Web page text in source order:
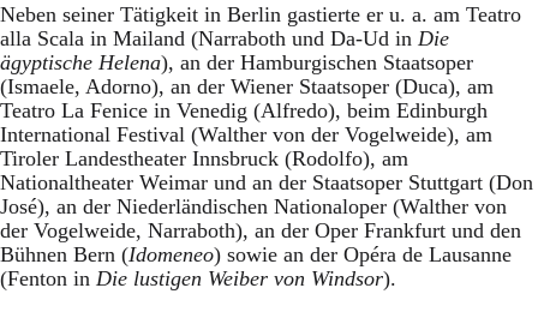
Neben seiner Tätigkeit in Berlin gastierte er u. a. am Teatro
alla Scala in Mailand (Narraboth und Da-Ud in Die
ägyptische Helena), an der Hamburgischen Staatsoper
(Ismaele, Adorno), an der Wiener Staatsoper (Duca), am
Teatro La Fenice in Venedig (Alfredo), beim Edinburgh
International Festival (Walther von der Vogelweide), am
Tiroler Landestheater Innsbruck (Rodolfo), am
Nationaltheater Weimar und an der Staatsoper Stuttgart (Don
José), an der Niederländischen Nationaloper (Walther von
der Vogelweide, Narraboth), an der Oper Frankfurt und den
Bühnen Bern (Idomeneo) sowie an der Opéra de Lausanne
(Fenton in Die lustigen Weiber von Windsor).